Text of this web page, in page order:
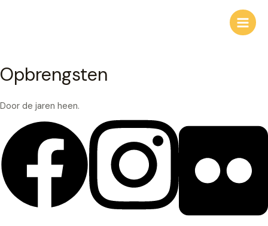
Main
Opbrengsten
Door de jaren heen.